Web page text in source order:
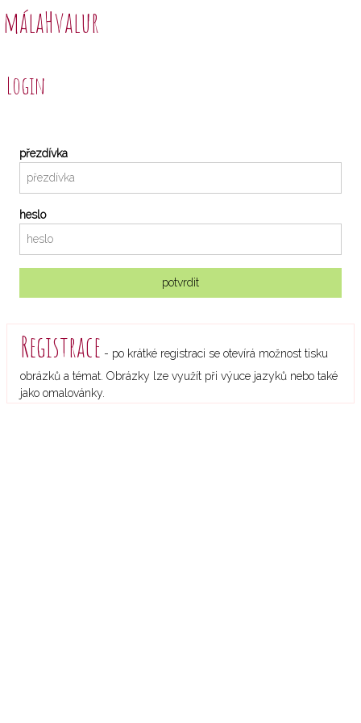
málaHvalur
Login
přezdívka
heslo
potvrdit
Registrace - po krátké registraci se otevírá možnost tisku
obrázků a témat. Obrázky lze využít při výuce jazyků nebo také
jako omalovánky.